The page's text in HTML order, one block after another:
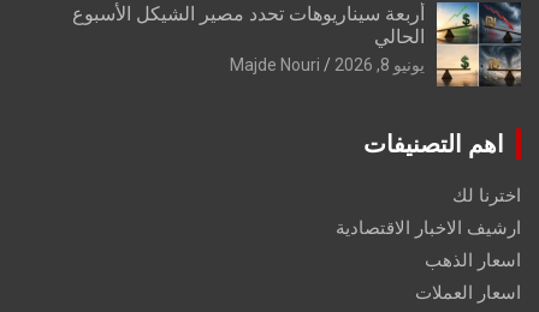
أربعة سيناريوهات تحدد مصير الشيكل الأسبوع
الحالي
يونيو 8, 2026 Majde Nouri
اهم التصنيفات
اخترنا لك
ارشيف الاخبار الاقتصادية
اسعار الذهب
اسعار العملات